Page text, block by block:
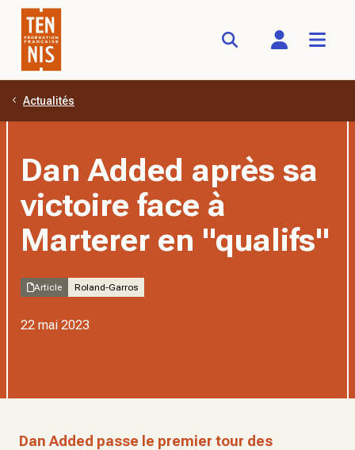
Aller au contenu principal
Actualités
Dan Added après sa
victoire face à
Marterer en "qualifs"
Article Roland-Garros
22 mai 2023
Dan Added passe le premier tour des